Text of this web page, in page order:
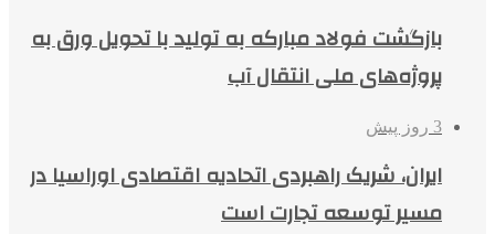
بازگشت فولاد مبارکه به تولید با تحویل ورق به
پروژه‌های ملی انتقال آب
3 روز پیش
ایران، شریک راهبردی اتحادیه اقتصادی اوراسیا در
مسیر توسعه تجارت است